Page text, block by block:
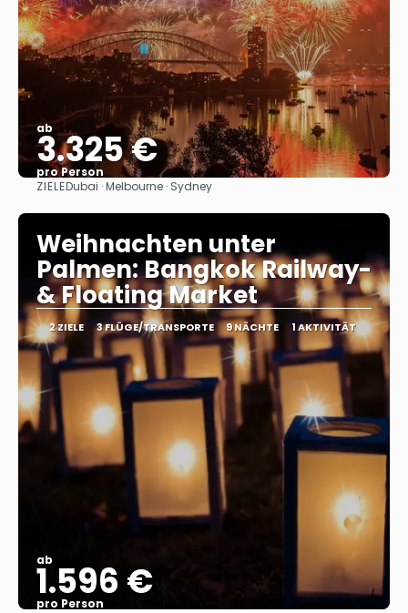
ab
3.325 €
pro Person
Sehen
ZIELEDubai · Melbourne · Sydney
Weihnachten unter
Palmen: Bangkok Railway-
& Floating Market
2 ZIELE 3 FLÜGE/TRANSPORTE 9 NÄCHTE 1 AKTIVITÄT
ab
1.596 €
pro Person